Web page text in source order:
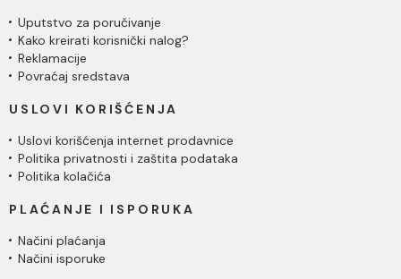
Uputstvo za poručivanje
Kako kreirati korisnički nalog?
Reklamacije
Povraćaj sredstava
USLOVI KORIŠĆENJA
Uslovi korišćenja internet prodavnice
Politika privatnosti i zaštita podataka
Politika kolačića
PLAĆANJE I ISPORUKA
Načini plaćanja
Načini isporuke